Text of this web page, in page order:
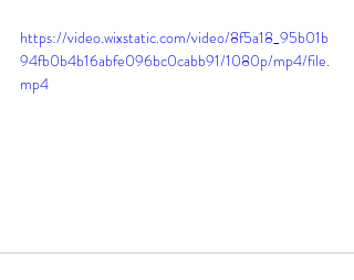
https://video.wixstatic.com/video/8f5a18_95b01b
94fb0b4b16abfe096bc0cabb91/1080p/mp4/file.
mp4